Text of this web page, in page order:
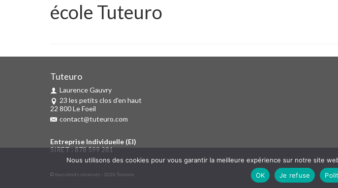
école Tuteuro
Tuteuro
Laurence Gauvry
23 les petits clos d'en haut
22 800 Le Foeil
contact@tuteuro.com
Entreprise Individuelle (EI)
SIRET : 878 599 281
© tous droits réservés - 2026 Tuteuro
Nous utilisons des cookies pour vous garantir la meilleure expérience sur notre site
OK
Je refuse